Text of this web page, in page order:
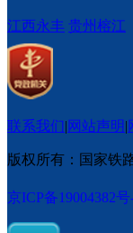
江西永丰 贵州榕江
联系我们|网站声明|
版权所有：国家铁
京ICP备19004382号